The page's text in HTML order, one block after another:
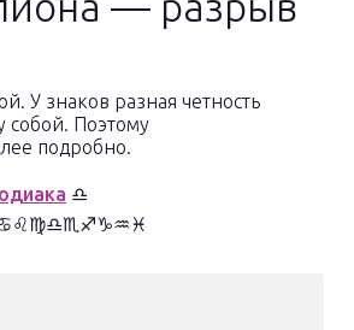
У знаков разная четность
собой. Поэтому
подробно.
♎